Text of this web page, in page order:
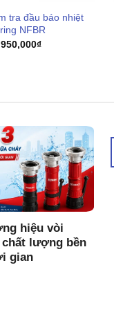
tra đầu báo nhiệt
NFBR
₫
hiệu vòi
lượng bền
gian